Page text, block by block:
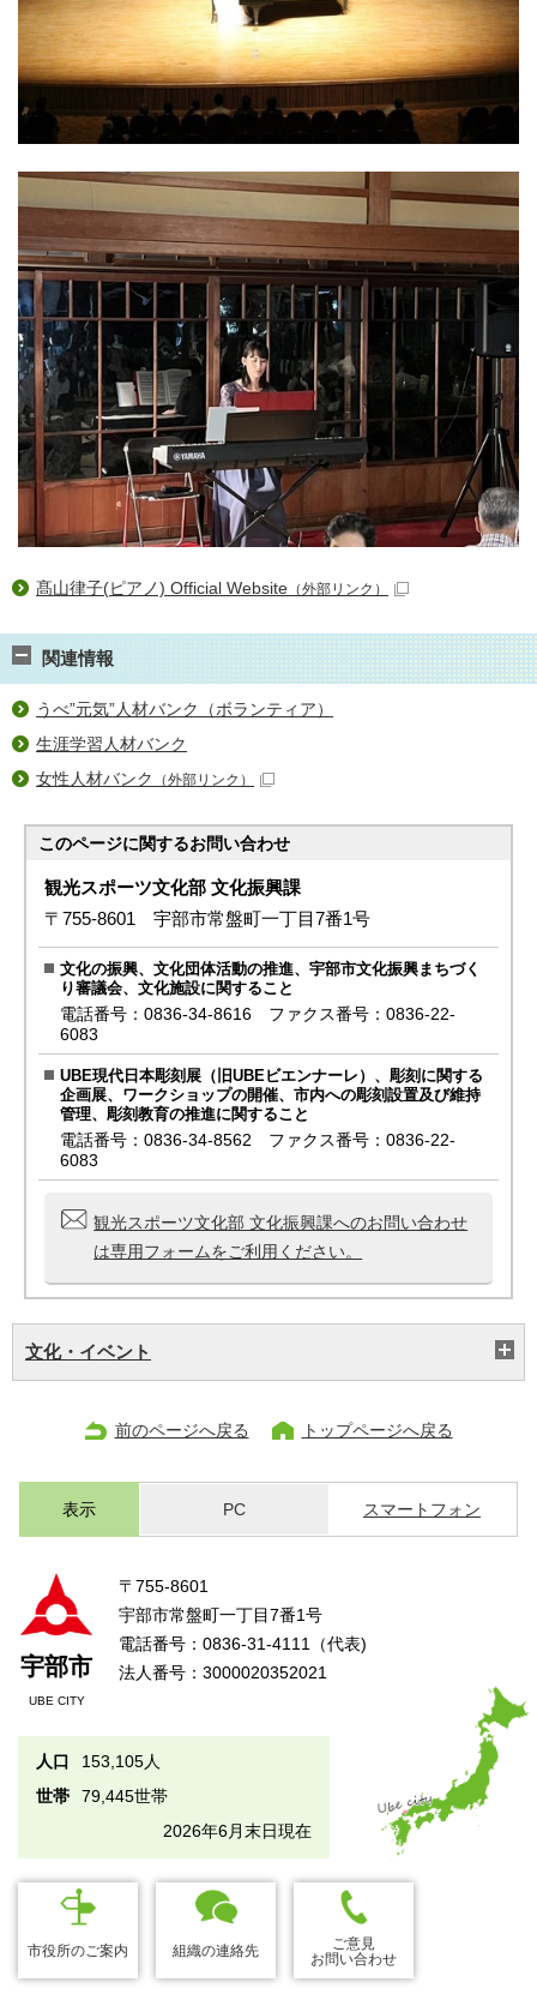
髙山律子(ピアノ) Official Website （外部リンク）
関連情報
うべ”元気”人材バンク（ボランティア）
生涯学習人材バンク
女性人材バンク
（外部リンク）
このページに関するお問い合わせ
観光スポーツ文化部 文化振興課
〒755-8601 宇部市常盤町一丁目7番1号
文化の振興、文化団体活動の推進、宇部市文化振興まちづく
り審議会、文化施設に関すること
電話番号：0836-34-8616 ファクス番号：0836-22-
6083
UBE現代日本彫刻展（旧UBEビエンナーレ）、彫刻に関する
企画展、ワークショップの開催、市内への彫刻設置及び維持
管理、彫刻教育の推進に関すること
電話番号：0836-34-8562 ファクス番号：0836-22-
6083
観光スポーツ文化部 文化振興課へのお問い合わせ
は専用フォームをご利用ください。
文化・イベント
前のページへ戻る トップページへ戻る
表示 PC スマートフォン
宇部市
UBE CITY
〒755-8601
宇部市常盤町一丁目7番1号
電話番号：0836-31-4111（代表)
法人番号：3000020352021
人口
153,105人
世帯
79,445世帯
2026年6月末日現在
市役所のご案内 組織の連絡先
ご意見
お問い合わせ